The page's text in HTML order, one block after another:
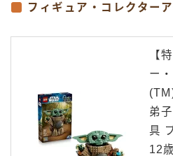
フィギュア・コレクター
【
ー
弟
具
12